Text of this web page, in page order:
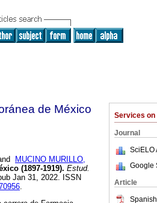
Services on
Journal
SciELO
Google
Article
de México
MUCINO MURILLO,
(1897-1919). Estud.
Jan 31, 2022. ISSN
.